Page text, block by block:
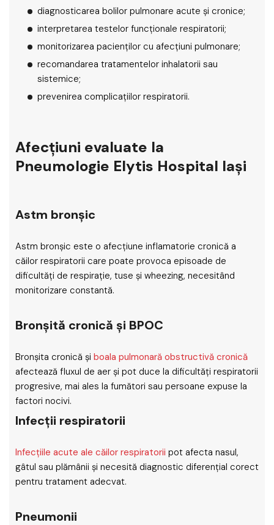
diagnosticarea bolilor pulmonare acute și cronice;
interpretarea testelor funcționale respiratorii;
monitorizarea pacienților cu afecțiuni pulmonare;
recomandarea tratamentelor inhalatorii sau
sistemice;
prevenirea complicațiilor respiratorii.
Afecțiuni evaluate la
Pneumologie Elytis Hospital Iași
Astm bronșic
Astm bronșic este o afecțiune inflamatorie cronică a
căilor respiratorii care poate provoca episoade de
dificultăți de respirație, tuse și wheezing, necesitând
monitorizare constantă.
Bronșită cronică și BPOC
Bronșita cronică și boala pulmonară obstructivă cronică
afectează fluxul de aer și pot duce la dificultăți respiratorii
progresive, mai ales la fumători sau persoane expuse la
factori nocivi.
Infecții respiratorii
Infecțiile acute ale căilor respiratorii pot afecta nasul,
gâtul sau plămânii și necesită diagnostic diferențial corect
pentru tratament adecvat.
Pneumonii